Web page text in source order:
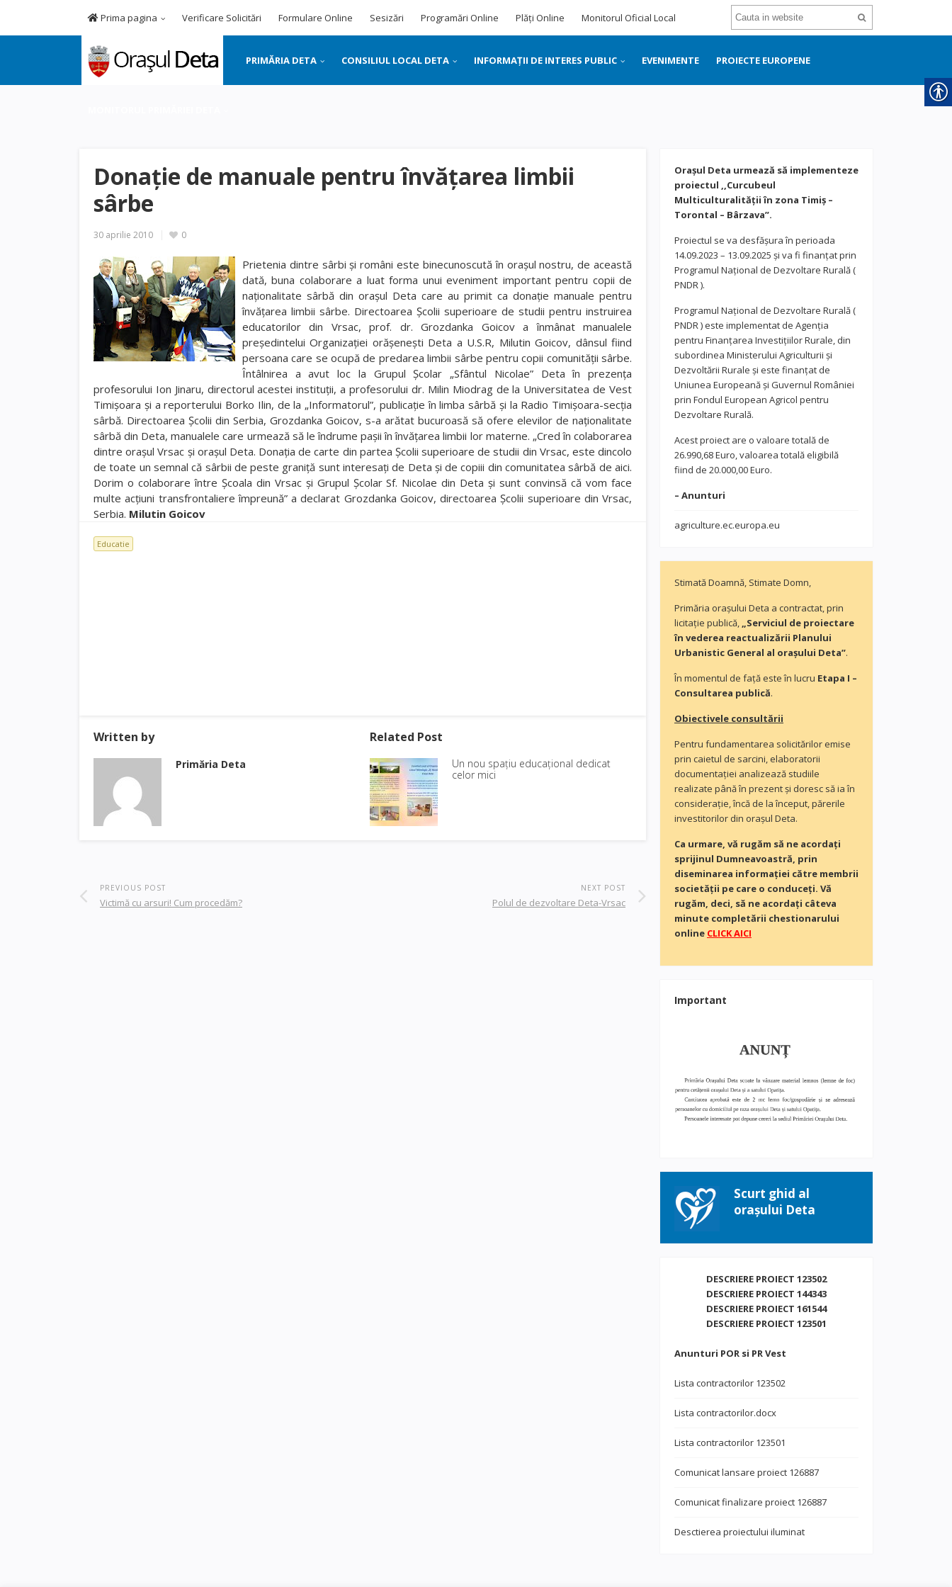
Prima pagina Verificare Solicitări Formulare Online Sesizări Programări Online Plăți Online Monitorul Oficial Local
PRIMĂRIA DETA CONSILIUL LOCAL DETA INFORMAȚII DE INTERES PUBLIC EVENIMENTE PROIECTE EUROPENE
Donaţie de manuale pentru învăţarea limbii
sârbe
30 aprilie 2010 0
Prietenia dintre sârbi şi români este binecunoscută în oraşul nostru, de această
dată, buna colaborare a luat forma unui eveniment important pentru copii de
naţionalitate sârbă din oraşul Deta care au primit ca donaţie manuale pentru
învăţarea limbii sârbe. Directoarea Şcolii superioare de studii pentru instruirea
educatorilor din Vrsac, prof. dr. Grozdanka Goicov a înmânat manualele
preşedintelui Organizaţiei orăşeneşti Deta a U.S.R, Milutin Goicov, dânsul fiind
persoana care se ocupă de predarea limbii sârbe pentru copii comunităţii sârbe.
Întâlnirea a avut loc la Grupul Şcolar „Sfântul Nicolae” Deta în prezenţa
profesorului Ion Jinaru, directorul acestei instituţii, a profesorului dr. Milin Miodrag de la Universitatea de Vest
Timişoara şi a reporterului Borko Ilin, de la „Informatorul”, publicaţie în limba sârbă şi la Radio Timişoara-secţia
sârbă. Directoarea Şcolii din Serbia, Grozdanka Goicov, s-a arătat bucuroasă să ofere elevilor de naţionalitate
sârbă din Deta, manualele care urmează să le îndrume paşii în învăţarea limbii lor materne. „Cred în colaborarea
dintre oraşul Vrsac şi oraşul Deta. Donaţia de carte din partea Şcolii superioare de studii din Vrsac, este dincolo
de toate un semnal că sârbii de peste graniţă sunt interesaţi de Deta şi de copiii din comunitatea sârbă de aici.
Dorim o colaborare între Şcoala din Vrsac şi Grupul Şcolar Sf. Nicolae din Deta şi sunt convinsă că vom face
multe acţiuni transfrontaliere împreună” a declarat Grozdanka Goicov, directoarea Şcolii superioare din Vrsac,
Serbia. Milutin Goicov
Educatie
Written by
Primăria Deta
Related Post
Un nou spațiu educațional dedicat
celor mici
PREVIOUS POST
Victimă cu arsuri! Cum procedăm?
NEXT POST
Polul de dezvoltare Deta-Vrsac
Orașul Deta urmează să implementeze
proiectul ,,Curcubeul
Multiculturalității în zona Timiș –
Torontal – Bârzava”.
Proiectul se va desfășura în perioada
14.09.2023 – 13.09.2025 și va fi finanțat prin
Programul Național de Dezvoltare Rurală (
PNDR ).
Programul Național de Dezvoltare Rurală (
PNDR ) este implementat de Agenția
pentru Finanțarea Investițiilor Rurale, din
subordinea Ministerului Agriculturii și
Dezvoltării Rurale și este finanțat de
Uniunea Europeană și Guvernul României
prin Fondul European Agricol pentru
Dezvoltare Rurală.
Acest proiect are o valoare totală de
26.990,68 Euro, valoarea totală eligibilă
fiind de 20.000,00 Euro.
– Anunturi
agriculture.ec.europa.eu
Stimată Doamnă, Stimate Domn,
Primăria orașului Deta a contractat, prin
licitație publică, „Serviciul de proiectare
în vederea reactualizării Planului
Urbanistic General al orașului Deta”.
În momentul de faţă este în lucru Etapa I –
Consultarea publică.
Obiectivele consultării
Pentru fundamentarea solicitărilor emise
prin caietul de sarcini, elaboratorii
documentaţiei analizează studiile
realizate până în prezent și doresc să ia în
consideraţie, încă de la început, părerile
investitorilor din orașul Deta.
Ca urmare, vă rugăm să ne acordaţi
sprijinul Dumneavoastră, prin
diseminarea informației către membrii
societății pe care o conduceți. Vă
rugăm, deci, să ne acordați câteva
minute completării chestionarului
online CLICK AICI
Important
Scurt ghid al
orașului Deta
DESCRIERE PROIECT 123502
DESCRIERE PROIECT 144343
DESCRIERE PROIECT 161544
DESCRIERE PROIECT 123501
Anunturi POR si PR Vest
Lista contractorilor 123502
Lista contractorilor.docx
Lista contractorilor 123501
Comunicat lansare proiect 126887
Comunicat finalizare proiect 126887
Desctierea proiectului iluminat